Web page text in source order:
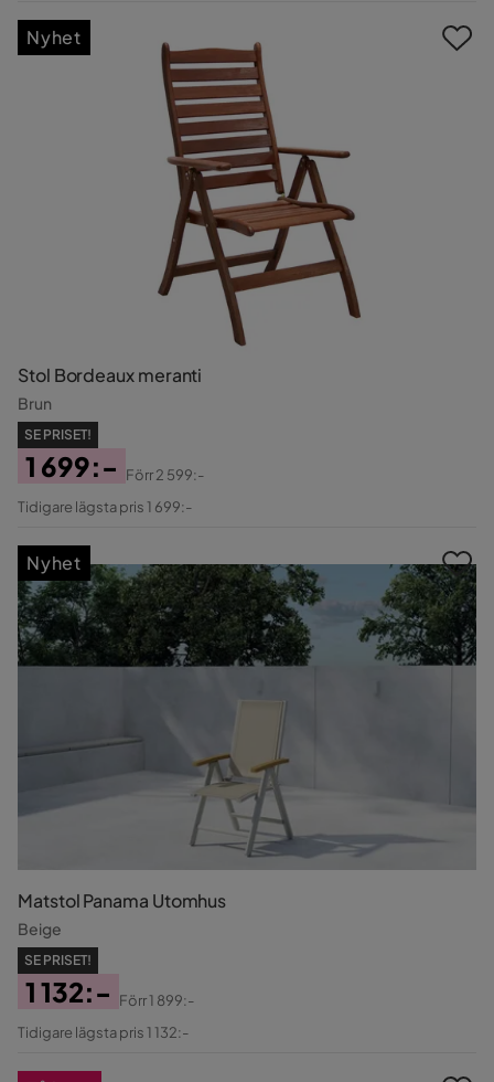
Stol Bordeaux meranti
Brun
SE PRISET!
Pris
1 699:-
Original
Förr2 599:-
Tidigare lägsta pris 1 699:-
Nyhet
Matstol Panama Utomhus
Beige
SE PRISET!
Pris
1 132:-
Original
Förr1 899:-
Tidigare lägsta pris 1 132:-
Nyhet